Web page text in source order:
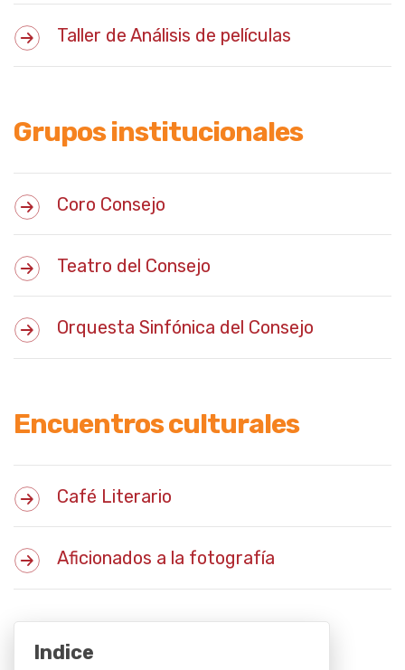
Taller de Análisis de películas
Grupos institucionales
Coro Consejo
Teatro del Consejo
Orquesta Sinfónica del Consejo
Encuentros culturales
Café Literario
Aficionados a la fotografía
Indice